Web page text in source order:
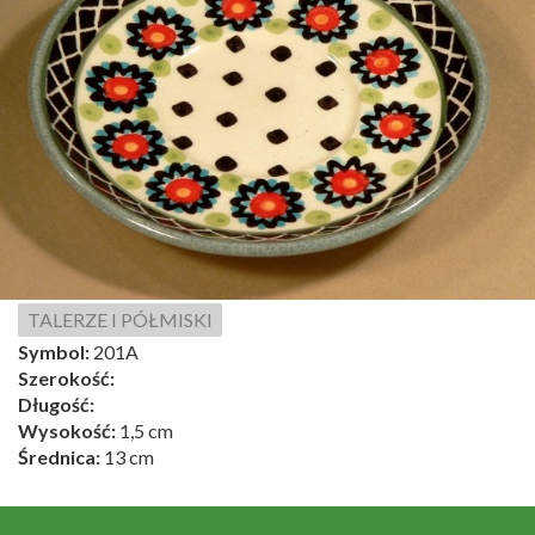
TALERZE I PÓŁMISKI
Symbol: 201A
Szerokość:
Długość:
Wysokość: 1,5 cm
Średnica: 13 cm